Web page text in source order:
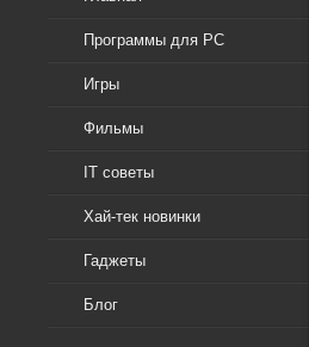
Программы для PC
Игры
Фильмы
IT советы
Хай-тек новинки
Гаджеты
Блог